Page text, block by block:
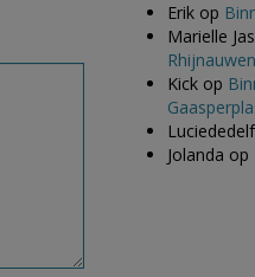
Erik op
Marielle
Kick op
Jolanda op